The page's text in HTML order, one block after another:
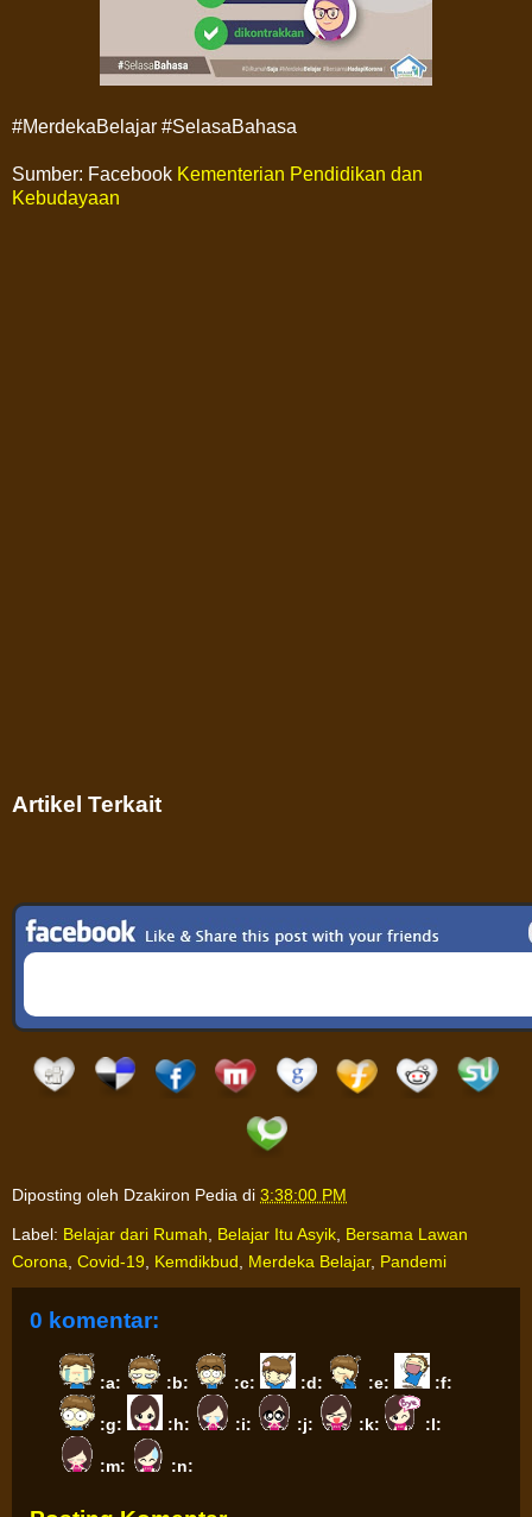
#MerdekaBelajar #SelasaBahasa
Sumber: Facebook Kementerian Pendidikan dan
Kebudayaan
Artikel Terkait
Diposting oleh Dzakiron Pedia di 3:38:00 PM
Label: Belajar dari Rumah Belajar Itu Asyik Bersama Lawan
Corona Covid-19 Kemdikbud Merdeka Belajar, Pandemi
0 komentar:
:a: :b: :c: :d: :e: :f:
:g: :h: :i: :j: :k: :l:
:m: :n: